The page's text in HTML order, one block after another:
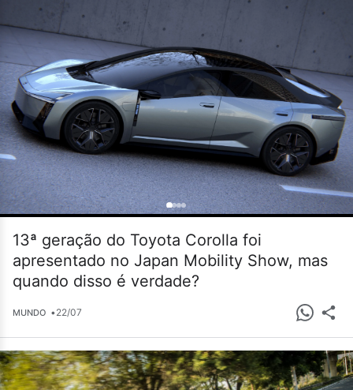
13ª geração do Toyota Corolla foi
apresentado no Japan Mobility Show, mas
quando disso é verdade?
MUNDO •22/07